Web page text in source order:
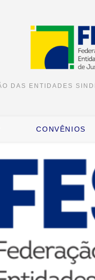
DAS ENTIDADES
CONVÊNIOS